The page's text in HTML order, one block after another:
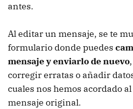
antes.
Al editar un mensaje, se te
formulario donde puedes
mensaje y enviarlo de nuevo
corregir erratas o añadir
cuales nos hemos acordado
mensaje original.